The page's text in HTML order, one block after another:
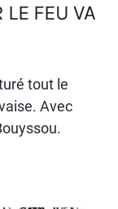
FEU VA
tout le
Avec